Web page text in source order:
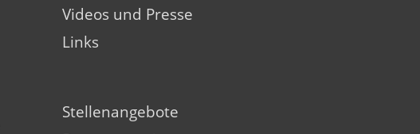
Videos und Presse
Links
Stellenangebote